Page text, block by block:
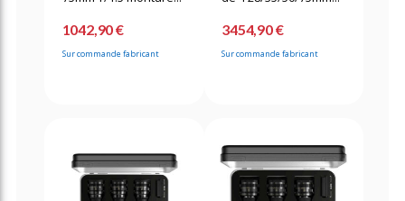
1042,90 €
Sur commande fabricant
3454,90 €
Sur commande fabricant